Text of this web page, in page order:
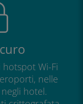
Wi-Fi
nelle
hotel.